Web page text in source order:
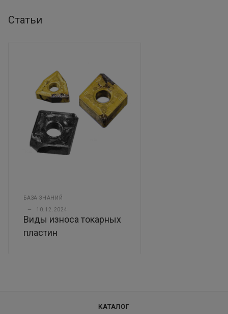
Статьи
БАЗА ЗНАНИЙ
— 10.12.2024
Виды износа токарных
пластин
КАТАЛОГ